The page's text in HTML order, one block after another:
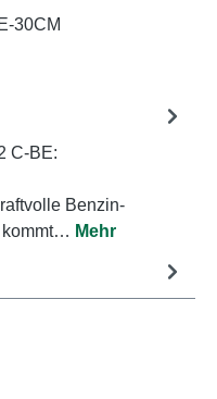
30CM
C-BE:
Benzin-
kommt… Mehr